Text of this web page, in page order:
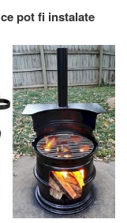
pot fi instalate